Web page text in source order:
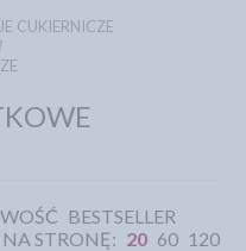
CUKIERNICZE
BESTSELLER
NA STRONĘ: 20 60 120